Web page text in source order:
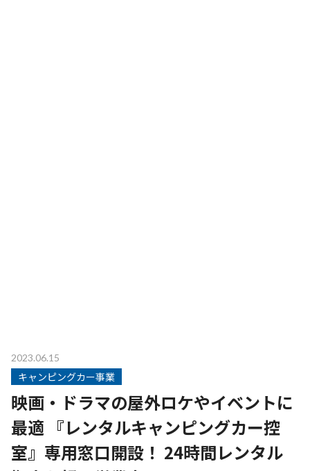
2023.06.15
キャンピングカー事業
映画・ドラマの屋外ロケやイベントに
最適 『レンタルキャンピングカー控
室』専用窓口開設！ 24時間レンタル